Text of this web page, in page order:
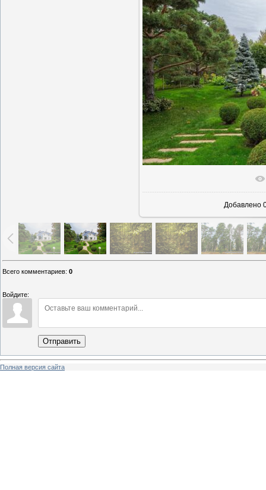
В
Добавлено
Всего комментариев: 0
Войдите:
Отправить
Полная версия сайта